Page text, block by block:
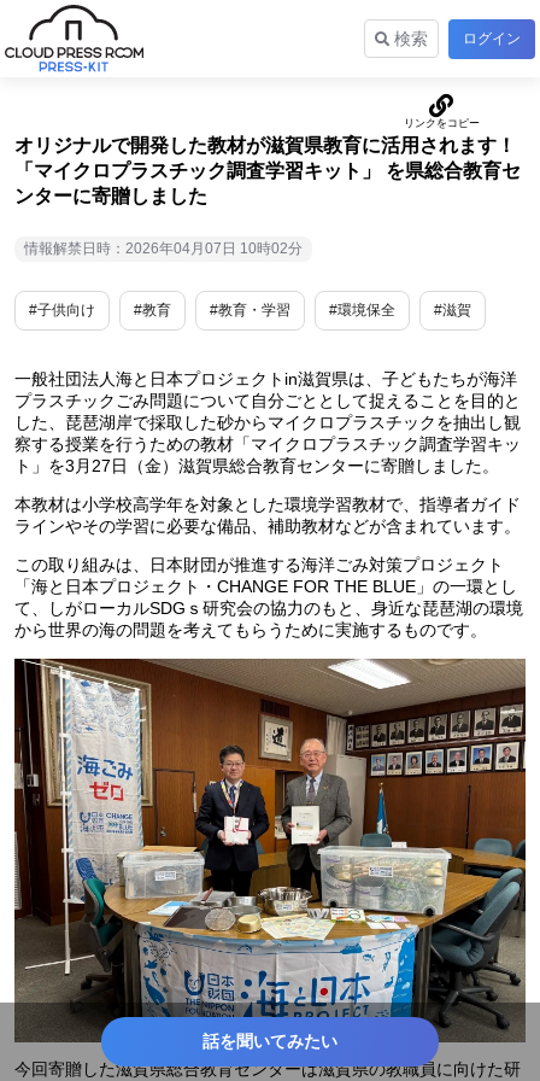
検索 ログイン
オリジナルで開発した教材が滋賀県教育に活用されます！
「マイクロプラスチック調査学習キット」 を県総合教育セ
ンターに寄贈しました
情報解禁日時：2026年04月07日 10時02分
#子供向け #教育 #教育・学習 #環境保全 #滋賀
一般社団法人海と日本プロジェクトin滋賀県は、子どもたちが海洋
プラスチックごみ問題について自分ごととして捉えることを目的と
した、琵琶湖岸で採取した砂からマイクロプラスチックを抽出し観
察する授業を行うための教材「マイクロプラスチック調査学習キッ
ト」を3月27日（金）滋賀県総合教育センターに寄贈しました。
本教材は小学校高学年を対象とした環境学習教材で、指導者ガイド
ラインやその学習に必要な備品、補助教材などが含まれています。
この取り組みは、日本財団が推進する海洋ごみ対策プロジェクト
「海と日本プロジェクト・CHANGE FOR THE BLUE」の一環とし
て、しがローカルSDGｓ研究会の協力のもと、身近な琵琶湖の環境
から世界の海の問題を考えてもらうために実施するものです。
今回寄贈した滋賀県総合教育センターは滋賀県の教職員に向けた研
話を聞いてみたい